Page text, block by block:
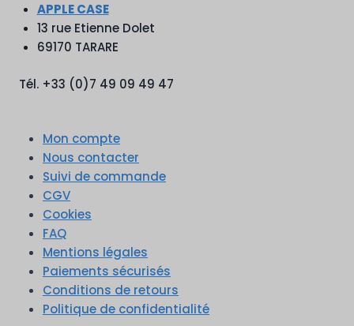
APPLE CASE
13 rue Etienne Dolet
69170 TARARE
Tél. +33 (0)7 49 09 49 47
Mon compte
Nous contacter
Suivi de commande
CGV
Cookies
FAQ
Mentions légales
Paiements sécurisés
Conditions de retours
Politique de confidentialité